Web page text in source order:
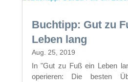
Buchtipp: Gut zu
Leben lang
Aug. 25, 2019
In "Gut zu Fuß ein Leben
operieren: Die besten